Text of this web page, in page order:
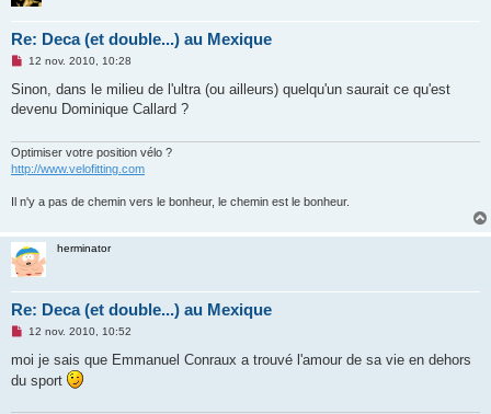
Re: Deca (et double...) au Mexique
M
s
a
n
o
n
u
12 nov. 2010, 10:28
Sinon, dans le milieu de l'ultra (ou ailleurs) quelqu'un saurait ce qu'est
devenu Dominique Callard ?
Optimiser votre position vélo ?
http://www.velofitting.com
Il n'y a pas de chemin vers le bonheur, le chemin est le bonheur.
herminator
Re: Deca (et double...) au Mexique
M
s
a
12 nov. 2010, 10:52
moi je sais que Emmanuel Conraux a trouvé l'amour de sa vie en dehors
du sport